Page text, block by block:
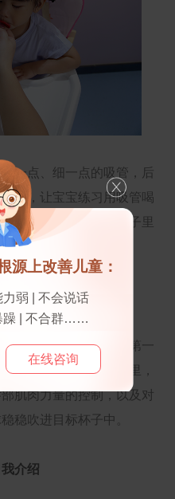
点、细一点的吸管，后
管，让宝宝练习用吸管喝
子用吸管用力吹动杯子里
口肌力量。
排，将乒乓球放进第一
第二、三、四个杯子里，
肌肉力量的控制，以及对
稳吹进目标杯子中。
介绍
源上改善儿童：
弱 | 不会说话
躁 | 不合群……
在线咨询